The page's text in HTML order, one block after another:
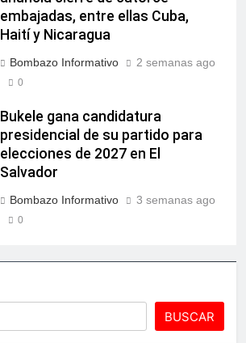
embajadas, entre ellas Cuba,
Haití y Nicaragua
Bombazo Informativo 2 semanas ago
0
Bukele gana candidatura
presidencial de su partido para
elecciones de 2027 en El
Salvador
Bombazo Informativo 3 semanas ago
0
BUSCAR